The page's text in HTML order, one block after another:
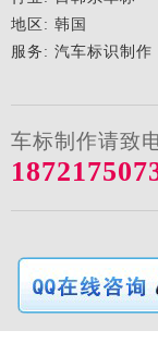
地区: 韩国
服务: 汽车标识制作
车标制作请致